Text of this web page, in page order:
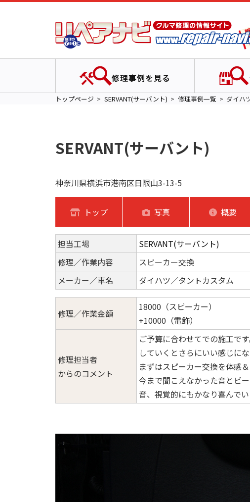
修理事例を見る
トップページ SERVANT(サーバント) 修理事例一覧 ダイハ
SERVANT(サーバント)
神奈川県横浜市港南区日限山3-13-5
トップ 写真 概要
担当工場
SERVANT(サーバント)
修理／作業内容
スピーカー交換
メーカー／車名
ダイハツ／タントカスタム
修理／作業金額
18000（スピーカー）
+10000（電飾）
修理担当者
からのコメント
ご予算に合わせてでの施工で
していくとさらにいい感じにな
まずはスピーカー交換を体感
今まで聞こえなかった音とビ
音、視覚的にもかなり喜んでい